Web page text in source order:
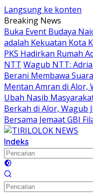
Langsung ke konten
Breaking News
Buka Event Budaya
adalah Kekuatan Kota
PKS Hadirkan Rumah
NTT Wagub NTT:
Berani Membawa
Mentan Amran di Alor,
Ubah Nasib
Berkah di Alor, Wagub
Bersama Jemaat GBI
Indeks